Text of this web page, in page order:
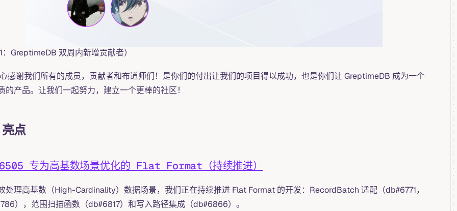
：GreptimeDB 双周内新增贡献者）
感谢我们所有的成员，贡献者和布道师们！是你们的付出让我们的项目得以成功，也是你们让 GreptimeDB 成为一个
的产品。让我们一起努力，建立一个更棒的社区！
点
专为高基数场景优化的 Flat Format（持续推进）
处理高基数（High-Cardinality）数据场景，我们正在持续推进 Flat Format 的开发：RecordBatch 适配（db#6771，
），范围扫描函数（db#6817）和写入路径集成（db#6866）。